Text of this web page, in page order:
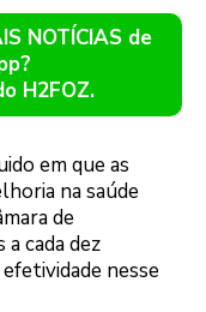
NOTÍCIAS de
H2FOZ.
em que as
na saúde
de
cada dez
nesse